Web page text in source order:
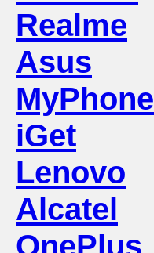
Realme
Asus
MyPhone
iGet
Lenovo
Alcatel